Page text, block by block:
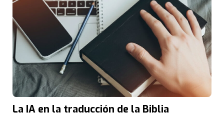
La IA en la traducción de la Biblia